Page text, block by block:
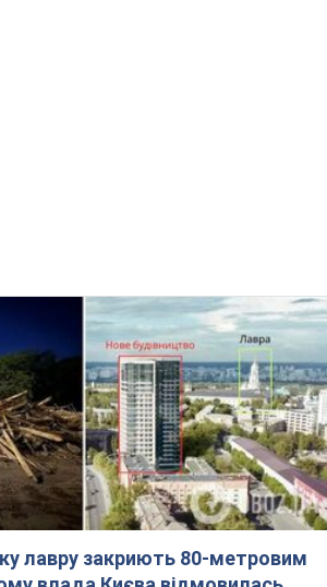
лавру закриють 80-метровим
влада Києва відмовилась
хмарочоса
на петицію щодо скасування будівництва
масовану атаку на Одесу:
частина міста, є постраждалі.
ракети та дрони
52,3 т.